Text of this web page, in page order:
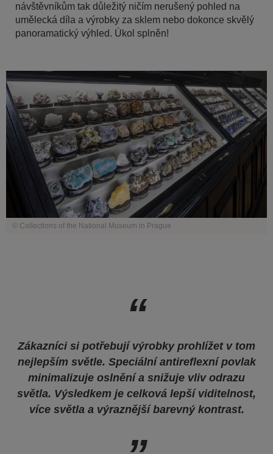
návštěvníkům tak důležitý ničím nerušený pohled na
umělecká díla a výrobky za sklem nebo dokonce skvělý
panoramatický výhled. Úkol splněn!
© Collections of the National Museum in Prague
Zákazníci si potřebují výrobky prohlížet v tom
nejlepším světle. Speciální antireflexní povlak
minimalizuje oslnění a snižuje vliv odrazu
světla. Výsledkem je celková lepší viditelnost,
více světla a výraznější barevný kontrast.